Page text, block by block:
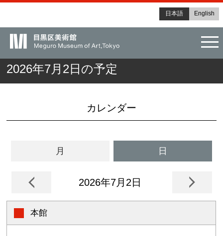
日本語 English
2026年7月2日の予定
カレンダー
月 日
2026年7月2日
本館